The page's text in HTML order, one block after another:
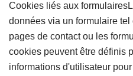
Cookies liés aux
données via un formulaire
pages de contact ou les
cookies peuvent être définis
informations d'utilisateur